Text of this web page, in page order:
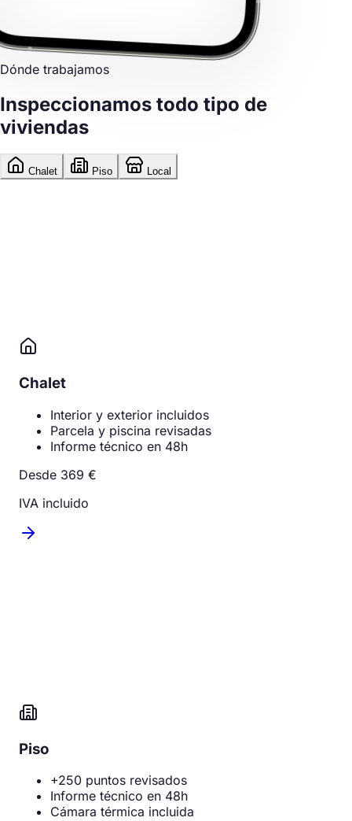
Dónde trabajamos
Inspeccionamos todo tipo de
viviendas
Chalet Piso Local
Chalet
Interior y exterior incluidos
Parcela y piscina revisadas
Informe técnico en 48h
Desde 369 €
IVA incluido
Piso
+250 puntos revisados
Informe técnico en 48h
Cámara térmica incluida